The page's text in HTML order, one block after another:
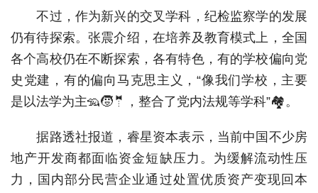
不过，作为新兴的交叉学科，纪检监察学的发展
仍有待探索。张震介绍，在培养及教育模式上，全国
各个高校仍在不断探索，各有特色，有的学校偏向党
史党建，有的偏向马克思主义，“像我们学校，主要
是以法学为主🦡🧒🤵，整合了党内法规等学科”🏘。
据路透社报道，睿星资本表示，当前中国不少房
地产开发商都面临资金短缺压力。为缓解流动性压
力，国内部分民营企业通过处置优质资产变现回本